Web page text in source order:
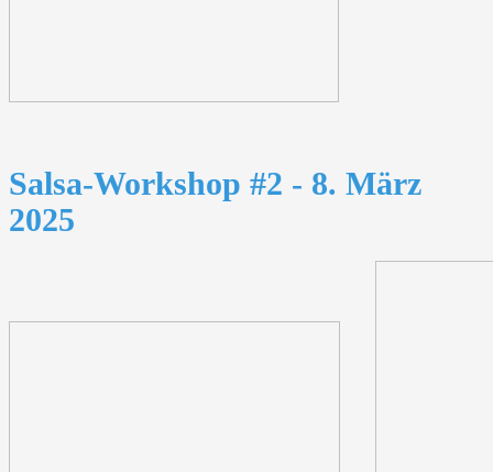
Salsa-Workshop #2 - 8. März
2025